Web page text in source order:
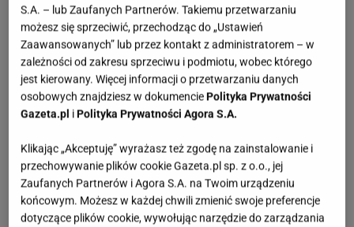
sportowy luz i pełną swobodę ruchów. Odcień
koralowy i pudrowy róż działają niczym kosmetyk
odmładzający: rozświetlają cerę i dodają jej
zdrowego blasku nawet po cięższym dniu.
S.A. – lub Zaufanych Partnerów. Takiemu przetwarzaniu
możesz się sprzeciwić, przechodząc do „Ustawień
Zaawansowanych” lub przez kontakt z administratorem – w
zależności od zakresu sprzeciwu i podmiotu, wobec którego
jest kierowany. Więcej informacji o przetwarzaniu danych
osobowych znajdziesz w dokumenciePolityka Prywatności
Gazeta.pl iPolityka Prywatności Agora S.A.
Klikając „Akceptuję” wyrażasz też zgodę na zainstalowanie i
przechowywanie plików cookie Gazeta.pl sp. z o.o., jej
Zaufanych Partnerów i Agora S.A. na Twoim urządzeniu
końcowym. Możesz w każdej chwili zmienić swoje preferencje
dotyczące plików cookie, wywołując narzędzie do zarządzania